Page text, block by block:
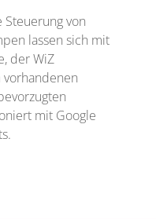
von
lassen sich mit
der WiZ
mit Google